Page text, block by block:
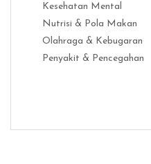
Kesehatan Mental
Nutrisi & Pola Makan
Olahraga & Kebugaran
Penyakit & Pencegahan